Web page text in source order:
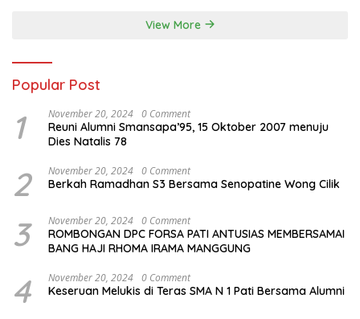
View More
Popular Post
1 November 20, 2024 0 Comment
Reuni Alumni Smansapa’95, 15 Oktober 2007 menuju
Dies Natalis 78
2 November 20, 2024 0 Comment
Berkah Ramadhan S3 Bersama Senopatine Wong Cilik
3 November 20, 2024 0 Comment
ROMBONGAN DPC FORSA PATI ANTUSIAS MEMBERSAMAI
BANG HAJI RHOMA IRAMA MANGGUNG
4 November 20, 2024 0 Comment
Keseruan Melukis di Teras SMA N 1 Pati Bersama Alumni